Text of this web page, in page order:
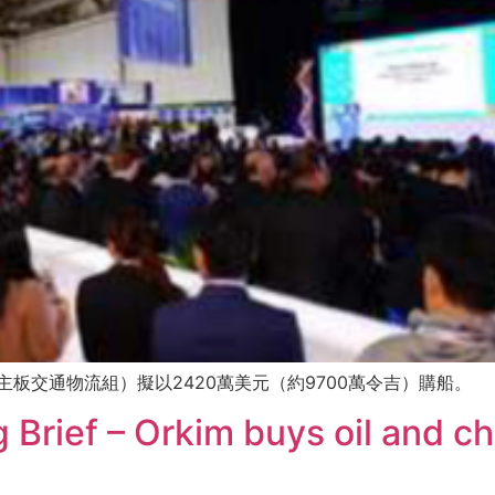
交通物流組）擬以2420萬美元（約9700萬令吉）購船。
Brief – Orkim buys oil and